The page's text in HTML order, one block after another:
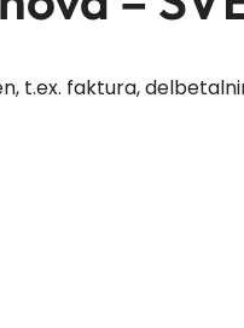
t.ex. faktura,